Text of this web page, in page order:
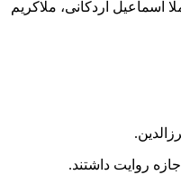
اسماعیل اردکانی، ملاکریم
اجازه روایت داشتند.